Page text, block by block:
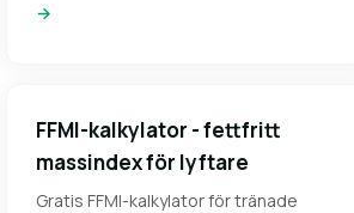
→
FFMI-kalkylator - fettfritt
massindex för lyftare
Gratis FFMI-kalkylator för tränade